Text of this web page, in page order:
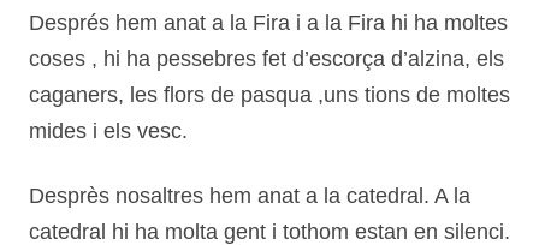
Després hem anat a la Fira i a la Fira hi ha moltes
coses , hi ha pessebres fet d’escorça d’alzina, els
caganers, les flors de pasqua ,uns tions de moltes
mides i els vesc.
Desprès nosaltres hem anat a la catedral. A la
catedral hi ha molta gent i tothom estan en silenci.